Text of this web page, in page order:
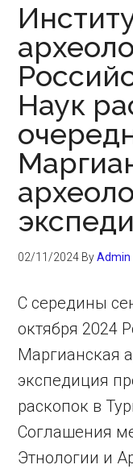
Наук
02/11/2024 ByAdmin
С середины
октября 2024
Маргианская
экспедиция
раскопок в
Соглашения
Этнологии и